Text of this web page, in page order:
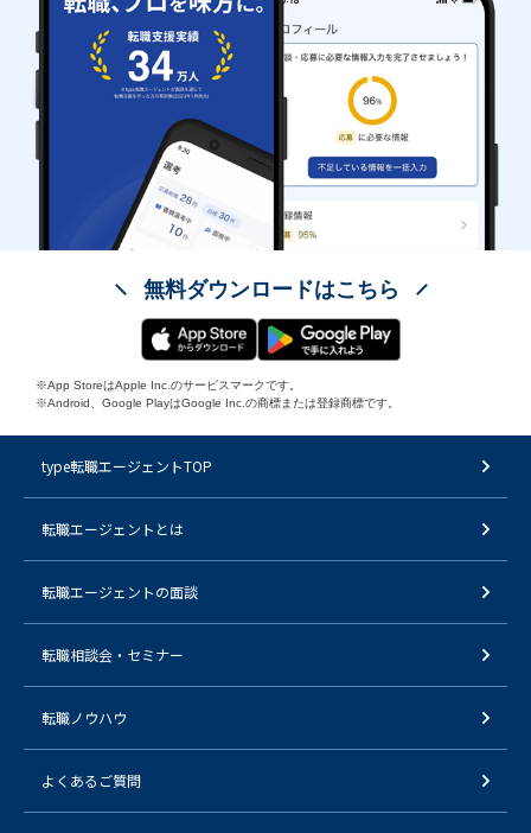
無料ダウンロードはこちら
※App StoreはApple Inc.のサービスマークです。
※Android、Google PlayはGoogle Inc.の商標または登録商標です。
type転職エージェントTOP
転職エージェントとは
転職エージェントの面談
転職相談会・セミナー
転職ノウハウ
よくあるご質問